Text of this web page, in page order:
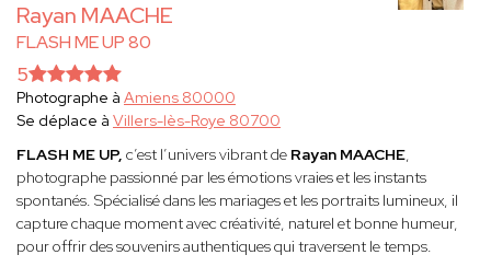
Rayan MAACHE
FLASH ME UP 80
5
Photographe à Amiens 80000
Se déplace à Villers-lès-Roye 80700
FLASH ME UP, c’est l’univers vibrant de Rayan MAACHE,
photographe passionné par les émotions vraies et les instants
spontanés. Spécialisé dans les mariages et les portraits lumineux, il
capture chaque moment avec créativité, naturel et bonne humeur,
pour offrir des souvenirs authentiques qui traversent le temps.